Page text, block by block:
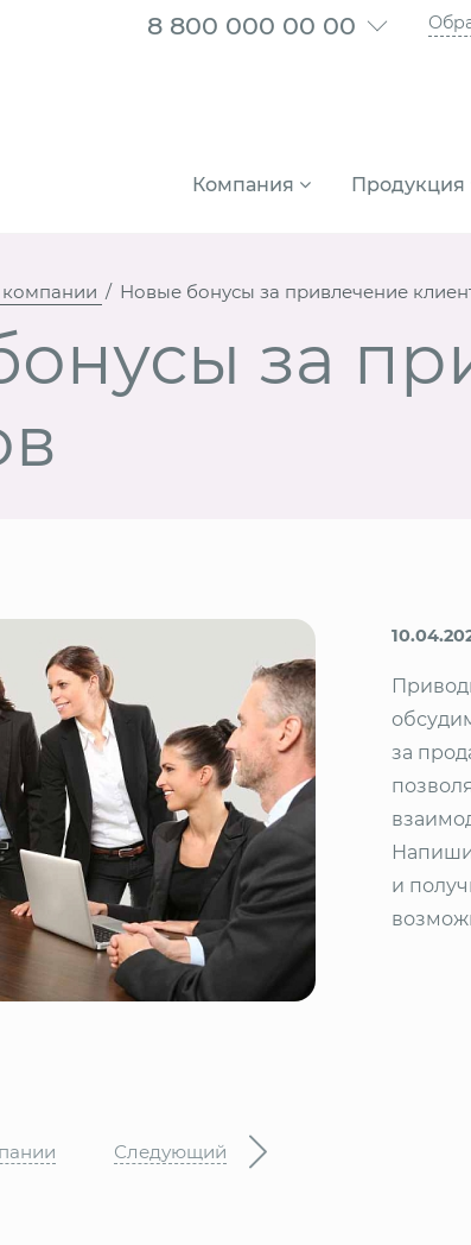
8 800 000 00 00
Компания Продукция
компании Новые бонусы за привлечение
за
за
и
Следующий